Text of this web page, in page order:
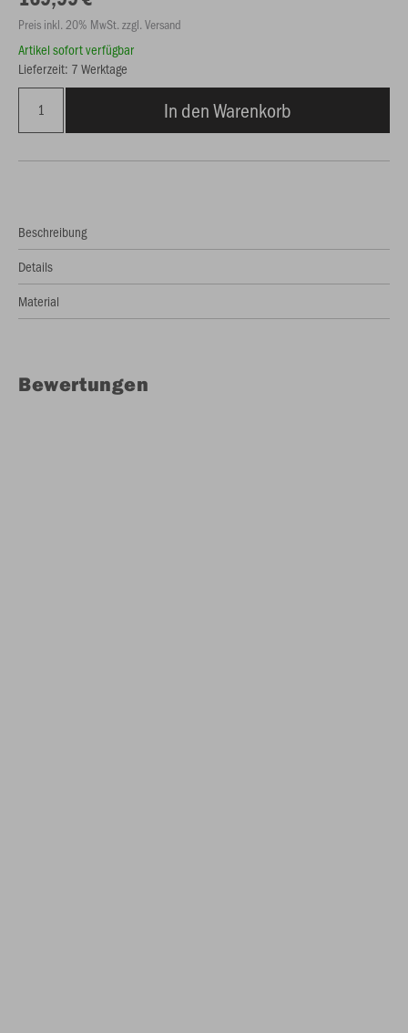
Preis inkl. 20% MwSt. zzgl. Versand
Artikel sofort verfügbar
Lieferzeit: 7 Werktage
In den Warenkorb
Beschreibung
Details
Material
Bewertungen